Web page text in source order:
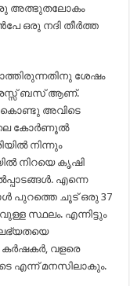
അത്ഭുതലോകം
ഒരു നദി തീർത്ത
ശേഷം
ബസ് ആണ്.
അവിടെ
കോർണൂൽ
നിന്നും
നിറയെ കൃഷി
എന്നെ
പുറത്തെ ചൂട് ഒരു 37
സ്ഥലം. എന്നിട്ടും
ലഭ്യതയെ
കർഷകർ, വളരെ
എന്ന് മനസിലാകും.